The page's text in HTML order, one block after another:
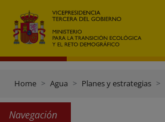
Home Agua Planes y estrategias
Navegación